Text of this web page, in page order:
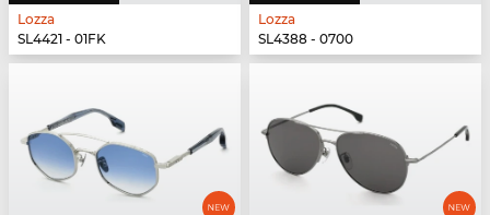
Lozza
SL4421 - 01FK
Lozza
SL4388 - 0700